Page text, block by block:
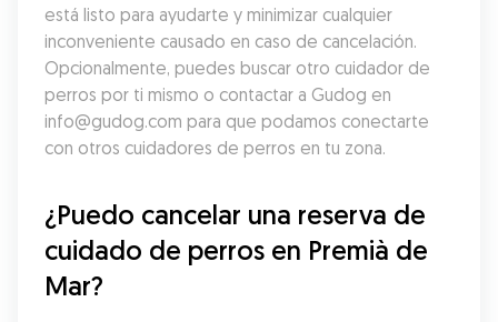
está listo para ayudarte y minimizar cualquier
inconveniente causado en caso de cancelación.
Opcionalmente, puedes buscar otro cuidador de
perros por ti mismo o contactar a Gudog en
info@gudog.com para que podamos conectarte
con otros cuidadores de perros en tu zona.
¿Puedo cancelar una reserva de
cuidado de perros en Premià de
Mar?